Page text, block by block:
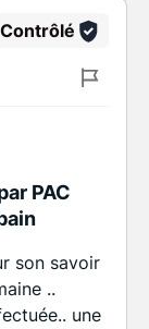
Contrôlé
PAC
son savoir
..
une